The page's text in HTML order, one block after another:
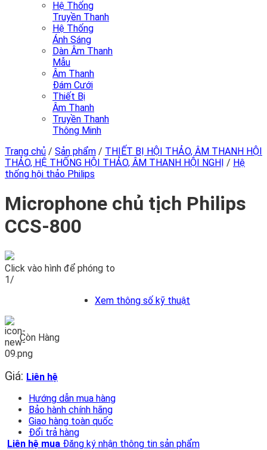
Hệ Thống
Truyền Thanh
Hệ Thống
Ánh Sáng
Dàn Âm Thanh
Mẫu
Âm Thanh
Đám Cưới
Thiết Bị
Âm Thanh
Truyền Thanh
Thông Minh
Trang chủ / Sản phẩm / THIẾT BỊ HỘI THẢO, ÂM THANH HỘI
THẢO, HỆ THỐNG HỘI THẢO, ÂM THANH HỘI NGHỊ / Hệ
thống hội thảo Philips
Microphone chủ tịch Philips
CCS-800
Click vào hình để phóng to
1/
Xem thông số kỹ thuật
Còn Hàng
Giá: Liên hệ
Hướng dẫn mua hàng
Bảo hành chính hãng
Giao hàng toàn quốc
Đổi trả hàng
Liên hệ mua Đăng ký nhận thông tin sản phẩm